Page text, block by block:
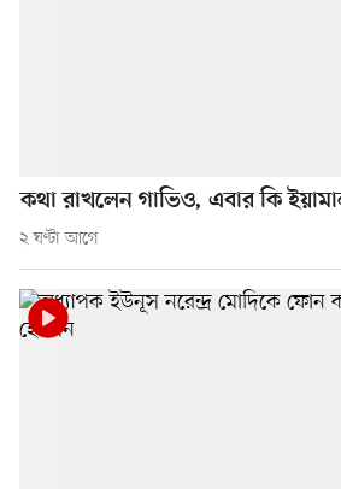
কথা রাখলেন গাভিও, এবার কি
২ ঘণ্টা আগে